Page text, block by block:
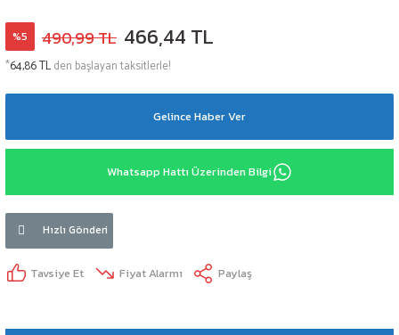
%5 490,99 TL 466,44 TL
*64,86 TLden başlayan taksitlerle!
Gelince Haber Ver
Whatsapp Hattı Üzerinden Bilgi
Hızlı Gönderi
Tavsiye Et Fiyat Alarmı Paylaş